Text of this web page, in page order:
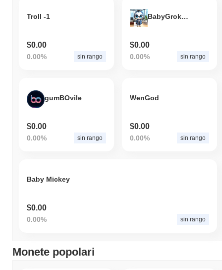
Troll -1
$0.00
0.00% sin rango
BabyGrokCEO
$0.00
0.00% sin rango
gumBOvile
$0.00
0.00% sin rango
WenGod
$0.00
0.00% sin rango
Baby Mickey
$0.00
0.00% sin rango
Monete popolari